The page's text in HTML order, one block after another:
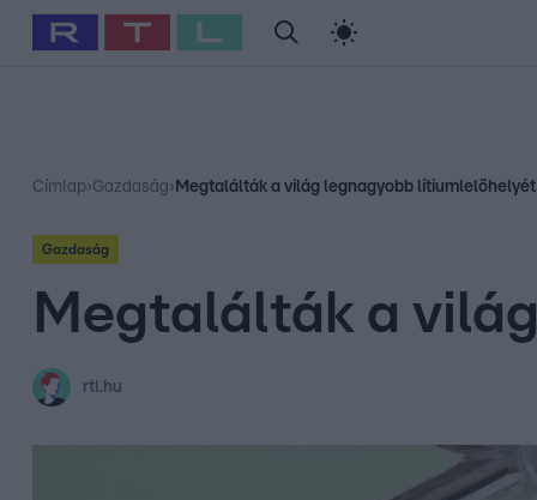
Babits Marcella Szellő István Most Wanted
Címlap›Gazdaság› Megtalálták a világ legnagyobb lítiumlelőhelyét
Gazdaság
Megtalálták a
rtl.hu